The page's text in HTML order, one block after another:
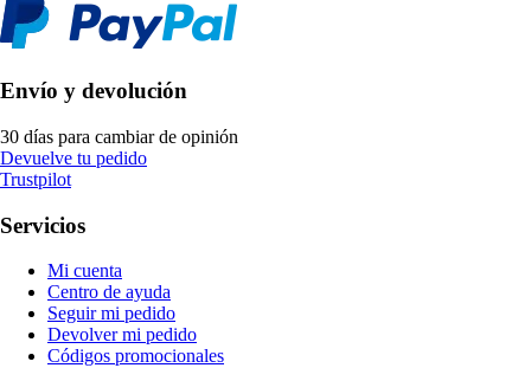
Envío y devolución
30 días para cambiar de opinión
Devuelve tu pedido
Trustpilot
Servicios
Mi cuenta
Centro de ayuda
Seguir mi pedido
Devolver mi pedido
Códigos promocionales